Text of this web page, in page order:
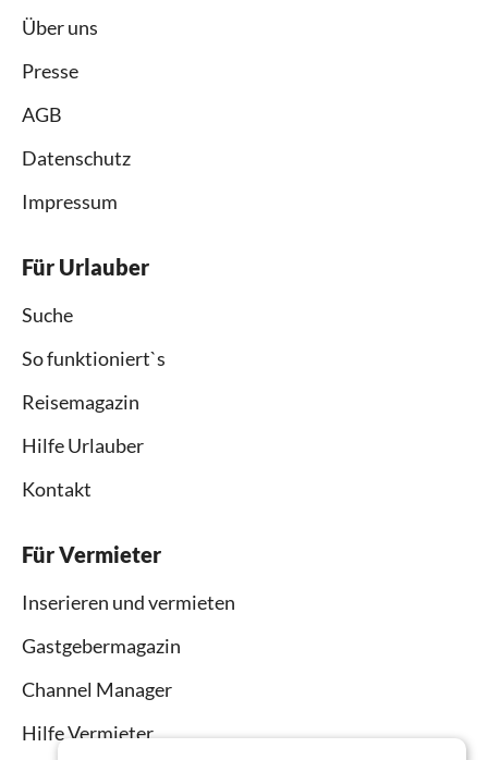
Über uns
Presse
AGB
Datenschutz
Impressum
Für Urlauber
Suche
So funktioniert`s
Reisemagazin
Hilfe Urlauber
Kontakt
Für Vermieter
Inserieren und vermieten
Gastgebermagazin
Channel Manager
Hilfe Vermieter